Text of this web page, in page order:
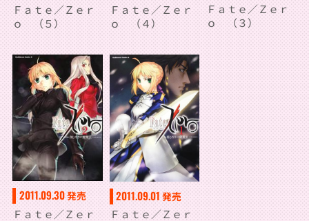
Ｆａｔｅ／Ｚｅｒ
ｏ （５）
Ｆａｔｅ／Ｚｅｒ
ｏ （４）
Ｆａｔｅ／Ｚｅｒ
ｏ （３）
2011.09.30発売
Ｆａｔｅ／Ｚｅｒ
2011.09.01 発売
Ｆａｔｅ／Ｚｅｒ